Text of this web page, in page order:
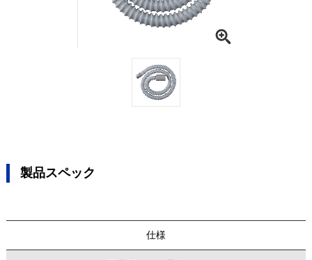
製品スペック
仕様